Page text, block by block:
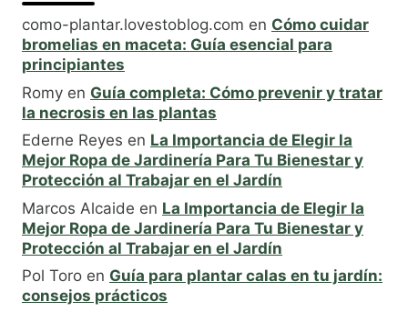
como-plantar.lovestoblog.com en Cómo cuidar
bromelias en maceta: Guía esencial para
principiantes
Romy en Guía completa: Cómo prevenir y tratar
la necrosis en las plantas
Ederne Reyes en La Importancia de Elegir la
Mejor Ropa de Jardinería Para Tu Bienestar y
Protección al Trabajar en el Jardín
Marcos Alcaide en La Importancia de Elegir la
Mejor Ropa de Jardinería Para Tu Bienestar y
Protección al Trabajar en el Jardín
Pol Toro en Guía para plantar calas en tu jardín:
consejos prácticos